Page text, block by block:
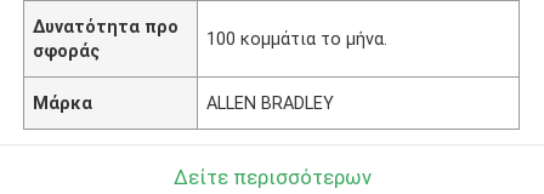
Δυνατότητα προ
σφοράς
100 κομμάτια το μήνα.
Μάρκα ALLEN BRADLEY
Δείτε περισσότερων